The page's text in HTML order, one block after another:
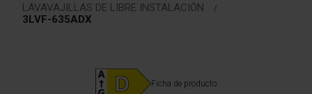
LAVAVAJILLAS DE LIBRE INSTALACIÓN
3LVF-635ADX
Ficha de producto